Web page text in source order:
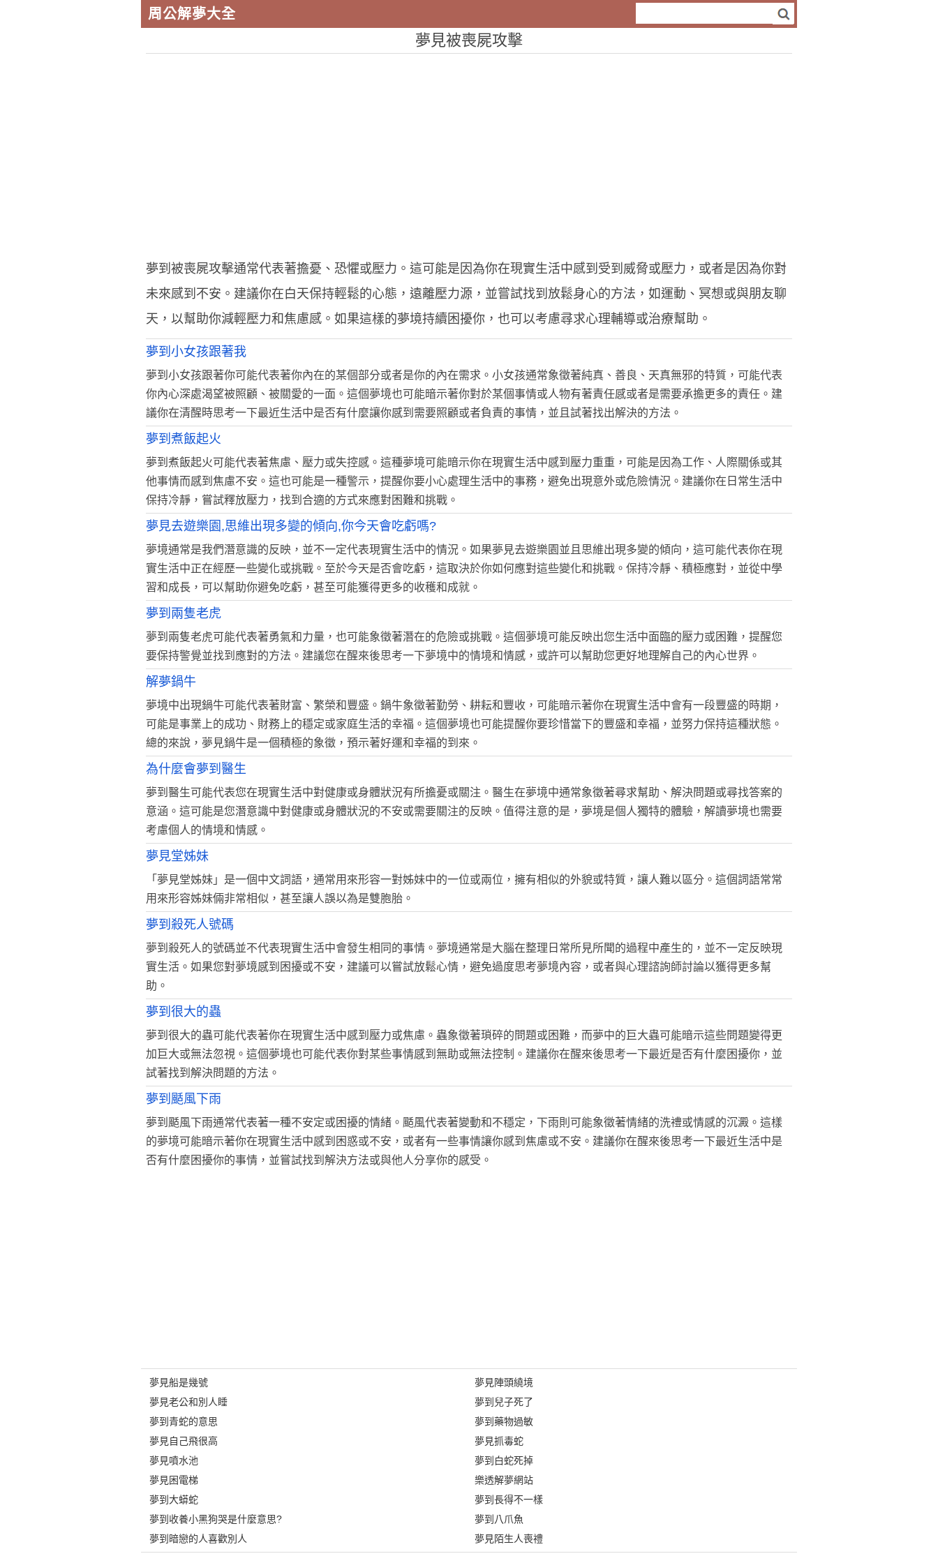
周公解夢大全
夢見被喪屍攻擊
夢到被喪屍攻擊通常代表著擔憂、恐懼或壓力。這可能是因為你在現實生活中感到受到威脅或壓力，或者是因為你對
未來感到不安。建議你在白天保持輕鬆的心態，遠離壓力源，並嘗試找到放鬆身心的方法，如運動、冥想或與朋友聊
天，以幫助你減輕壓力和焦慮感。如果這樣的夢境持續困擾你，也可以考慮尋求心理輔導或治療幫助。
夢到小女孩跟著我
夢到小女孩跟著你可能代表著你內在的某個部分或者是你的內在需求。小女孩通常象徵著純真、善良、天真無邪的特質，可能代表
你內心深處渴望被照顧、被關愛的一面。這個夢境也可能暗示著你對於某個事情或人物有著責任感或者是需要承擔更多的責任。建
議你在清醒時思考一下最近生活中是否有什麼讓你感到需要照顧或者負責的事情，並且試著找出解決的方法。
夢到煮飯起火
夢到煮飯起火可能代表著焦慮、壓力或失控感。這種夢境可能暗示你在現實生活中感到壓力重重，可能是因為工作、人際關係或其
他事情而感到焦慮不安。這也可能是一種警示，提醒你要小心處理生活中的事務，避免出現意外或危險情況。建議你在日常生活中
保持冷靜，嘗試釋放壓力，找到合適的方式來應對困難和挑戰。
夢見去遊樂園,思維出現多變的傾向,你今天會吃虧嗎?
夢境通常是我們潛意識的反映，並不一定代表現實生活中的情況。如果夢見去遊樂園並且思維出現多變的傾向，這可能代表你在現
實生活中正在經歷一些變化或挑戰。至於今天是否會吃虧，這取決於你如何應對這些變化和挑戰。保持冷靜、積極應對，並從中學
習和成長，可以幫助你避免吃虧，甚至可能獲得更多的收穫和成就。
夢到兩隻老虎
夢到兩隻老虎可能代表著勇氣和力量，也可能象徵著潛在的危險或挑戰。這個夢境可能反映出您生活中面臨的壓力或困難，提醒您
要保持警覺並找到應對的方法。建議您在醒來後思考一下夢境中的情境和情感，或許可以幫助您更好地理解自己的內心世界。
解夢鍋牛
夢境中出現鍋牛可能代表著財富、繁榮和豐盛。鍋牛象徵著勤勞、耕耘和豐收，可能暗示著你在現實生活中會有一段豐盛的時期，
可能是事業上的成功、財務上的穩定或家庭生活的幸福。這個夢境也可能提醒你要珍惜當下的豐盛和幸福，並努力保持這種狀態。
總的來說，夢見鍋牛是一個積極的象徵，預示著好運和幸福的到來。
為什麼會夢到醫生
夢到醫生可能代表您在現實生活中對健康或身體狀況有所擔憂或關注。醫生在夢境中通常象徵著尋求幫助、解決問題或尋找答案的
意涵。這可能是您潛意識中對健康或身體狀況的不安或需要關注的反映。值得注意的是，夢境是個人獨特的體驗，解讀夢境也需要
考慮個人的情境和情感。
夢見堂姊妹
「夢見堂姊妹」是一個中文詞語，通常用來形容一對姊妹中的一位或兩位，擁有相似的外貌或特質，讓人難以區分。這個詞語常常
用來形容姊妹倆非常相似，甚至讓人誤以為是雙胞胎。
夢到殺死人號碼
夢到殺死人的號碼並不代表現實生活中會發生相同的事情。夢境通常是大腦在整理日常所見所聞的過程中產生的，並不一定反映現
實生活。如果您對夢境感到困擾或不安，建議可以嘗試放鬆心情，避免過度思考夢境內容，或者與心理諮詢師討論以獲得更多幫
助。
夢到很大的蟲
夢到很大的蟲可能代表著你在現實生活中感到壓力或焦慮。蟲象徵著瑣碎的問題或困難，而夢中的巨大蟲可能暗示這些問題變得更
加巨大或無法忽視。這個夢境也可能代表你對某些事情感到無助或無法控制。建議你在醒來後思考一下最近是否有什麼困擾你，並
試著找到解決問題的方法。
夢到颳風下雨
夢到颳風下雨通常代表著一種不安定或困擾的情緒。颳風代表著變動和不穩定，下雨則可能象徵著情緒的洗禮或情感的沉澱。這樣
的夢境可能暗示著你在現實生活中感到困惑或不安，或者有一些事情讓你感到焦慮或不安。建議你在醒來後思考一下最近生活中是
否有什麼困擾你的事情，並嘗試找到解決方法或與他人分享你的感受。
夢見船是幾號
夢見老公和別人睡
夢到青蛇的意思
夢見自己飛很高
夢見噴水池
夢見困電梯
夢到大蟒蛇
夢到收養小黑狗哭是什麼意思?
夢到暗戀的人喜歡別人
夢見陣頭繞境
夢到兒子死了
夢到藥物過敏
夢見抓毒蛇
夢到白蛇死掉
樂透解夢網站
夢到長得不一樣
夢到八爪魚
夢見陌生人喪禮